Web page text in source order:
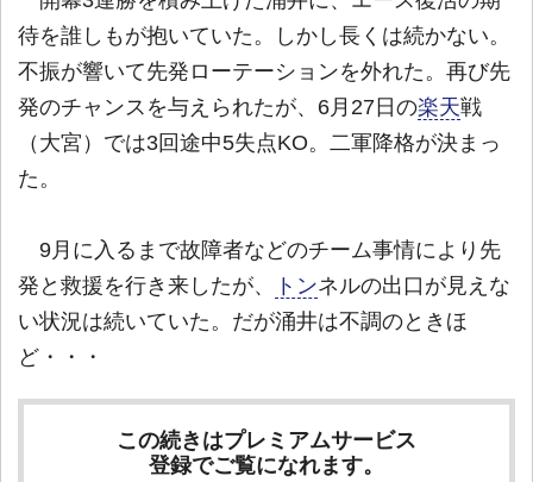
待を誰しもが抱いていた。しかし長くは続かない。
不振が響いて先発ローテーションを外れた。再び先
発のチャンスを与えられたが、6月27日の楽天戦
（大宮）では3回途中5失点KO。二軍降格が決まっ
た。
9月に入るまで故障者などのチーム事情により先
発と救援を行き来したが、
トンネルの出口が見えな
い状況は続いていた。だが涌井は不調のときほ
ど・・・
この続きはプレミアムサービス
登録でご覧になれます。